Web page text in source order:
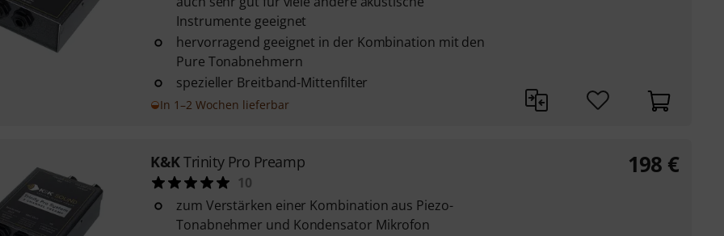
Instrumente geeignet
hervorragend geeignet in der Kombination mit den
Pure Tonabnehmern
spezieller Breitband-Mittenfilter
In 1–2 Wochen lieferbar
K&KTrinity Pro Preamp
10
zum Verstärken einer Kombination aus Piezo-
Tonabnehmer und Kondensator Mikrofon
198 €